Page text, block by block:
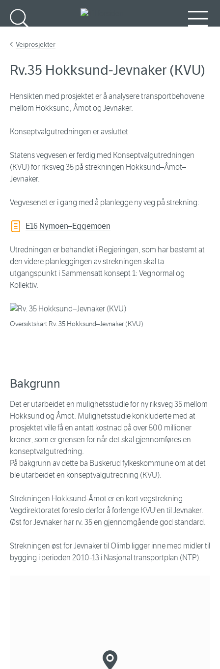
Veiprosjekter
Rv.35 Hokksund-Jevnaker (KVU)
Hensikten med prosjektet er å analysere transportbehovene
mellom Hokksund, Åmot og Jevnaker.
Konseptvalgutredningen er avsluttet
Statens vegvesen er ferdig med Konseptvalgutredningen
(KVU) for riksveg 35 på strekningen Hokksund–Åmot–
Jevnaker.
Vegvesenet er i gang med å planlegge ny veg på strekning:
E16 Nymoen–Eggemoen
Utredningen er behandlet i Regjeringen, som har bestemt at
den videre planleggingen av strekningen skal ta
utgangspunkt i Sammensatt konsept 1: Vegnormal og
Kollektiv.
Oversiktskart Rv. 35 Hokksund–Jevnaker (KVU)
Bakgrunn
Det er utarbeidet en mulighetsstudie for ny riksveg 35 mellom
Hokksund og Åmot. Mulighetsstudie konkluderte med at
prosjektet ville få en antatt kostnad på over 500 millioner
kroner, som er grensen for når det skal gjennomføres en
konseptvalgutredning.
På bakgrunn av dette ba Buskerud fylkeskommune om at det
ble utarbeidet en konseptvalgutredning (KVU).
Strekningen Hokksund-Åmot er en kort vegstrekning.
Vegdirektoratet foreslo derfor å forlenge KVU'en til Jevnaker.
Øst for Jevnaker har rv. 35 en gjennomgående god standard.
Strekningen øst for Jevnaker til Olimb ligger inne med midler til
bygging i perioden 2010-13 i Nasjonal transportplan (NTP).